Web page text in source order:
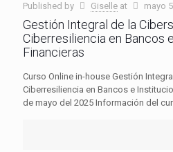
Published by Giselle at mayo
Gestión Integral de la
Ciberresiliencia en Bancos
Financieras
Curso Online in-house Gestión
Ciberresiliencia en Bancos e
de mayo del 2025 Información del